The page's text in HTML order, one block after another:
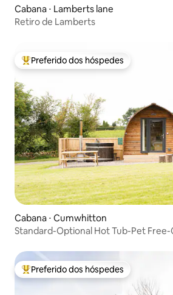
Cabana ⋅ Lamberts lane
Retiro de Lamberts
Entre os melhores preferidos dos
Preferido dos hóspedes
Cabana ⋅ Cumwhitton
Standard-Optional Hot Tub-Pet Free-
Entre os melhores preferidos dos
Preferido dos hóspedes